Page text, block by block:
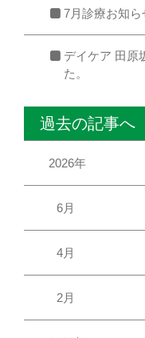
7月診療お知ら
デイケア 田
た。
過去の記事へ
2026年
6月
4月
2月